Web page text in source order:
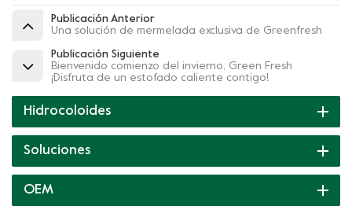
Publicación Anterior
Una solución de mermelada exclusiva de Greenfresh
Publicación Siguiente
Bienvenido comienzo del invierno, Green Fresh
¡Disfruta de un estofado caliente contigo!
Hidrocoloides
Soluciones
OEM